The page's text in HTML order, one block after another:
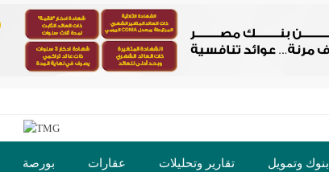
بنوك وتمويل تقارير وتحليلات عقارات بورصة